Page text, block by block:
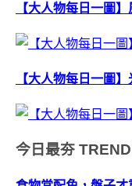
【大人物每日一圖
【大人物每日一圖
今日最夯